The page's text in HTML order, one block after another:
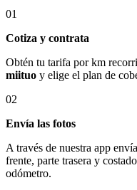
01
Cotiza y contrata
Obtén tu tarifa por km
miituo y elige el plan de
02
Envía las fotos
A través de nuestra app
frente, parte trasera y
odómetro.